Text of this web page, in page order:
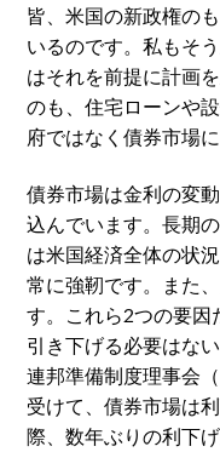
皆、米国の新政権の
いるのです。私もそ
はそれを前提に計画
のも、住宅ローンや
府ではなく債券市場
債券市場は金利の変
込んでいます。長期
は米国経済全体の状
常に強靭です。また
す。これら2つの要因
引き下げる必要はな
連邦準備制度理事会
受けて、債券市場は
際、数年ぶりの利下